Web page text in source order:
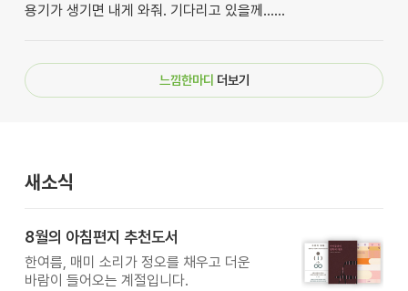
용기가 생기면 내게 와줘. 기다리고 있을께......
느낌한마디 더보기
새소식
8월의 아침편지 추천도서
한여름, 매미 소리가 정오를 채우고 더운
바람이 들어오는 계절입니다.